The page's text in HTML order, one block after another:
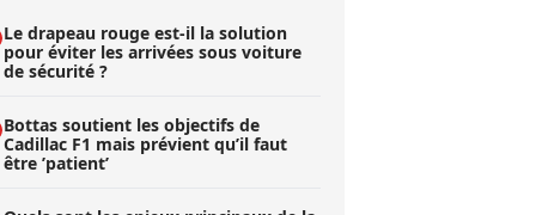
Le drapeau rouge est-il la solution
pour éviter les arrivées sous voiture
de sécurité ?
Bottas soutient les objectifs de
Cadillac F1 mais prévient qu’il faut
être ’patient’